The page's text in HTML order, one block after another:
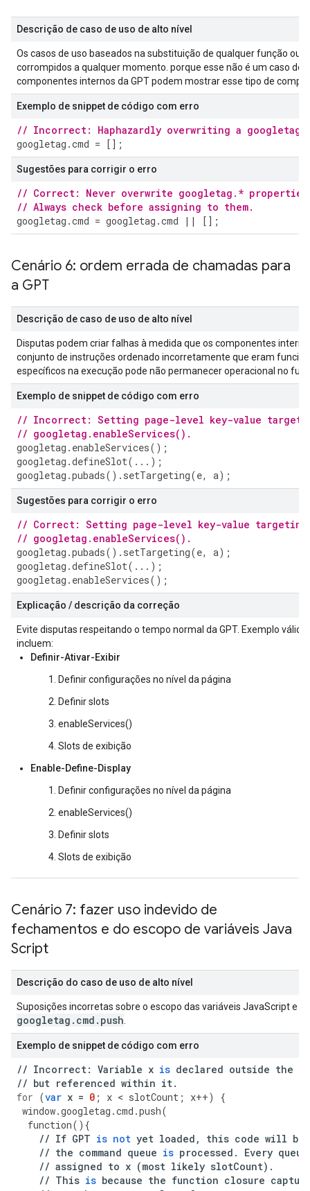
Descrição de caso de uso de alto nível
Os casos de uso baseados na substituição de qualquer função ou
corrompidos a qualquer momento. porque esse não é um caso de
componentes internos da GPT podem mostrar esse tipo de
Exemplo de snippet de código com erro
// Incorrect: Haphazardly overwriting a
googletag .cmd = [];
Sugestões para corrigir o erro
// Correct: Never overwrite googletag.*
// Always check before assigning to them.
googletag .cmd = googletag .cmd || [];
Cenário 6: ordem errada de chamadas para
a GPT
Descrição de caso de uso de alto nível
Disputas podem criar falhas à medida que os componentes
conjunto de instruções ordenado incorretamente que eram
específicos na execução pode não permanecer operacional no
Exemplo de snippet de código com erro
// Incorrect: Setting page-level key-value
// googletag.enableServices().
googletag . enableServices();
googletag .defineSlot(...);
googletag .pubads(). setTargeting(e, a);
Sugestões para corrigir o erro
// Correct: Setting page-level key-value
// googletag.enableServices().
googletag .pubads(). setTargeting(e, a);
googletag .defineSlot(...);
googletag . enableServices();
Explicação / descrição da correção
Evite disputas respeitando o tempo normal da GPT. Exemplo
incluem:
Definir-Ativar-Exibir
Definir configurações no nível da página
Definir slots
enableServices()
Slots de exibição
Enable-Define-Display
Definir configurações no nível da página
enableServices()
Definir slots
Slots de exibição
Cenário 7: fazer uso indevido de
fechamentos e do escopo de variáveis Java
Script
Descrição do caso de uso de alto nível
Suposições incorretas sobre o escopo das variáveis JavaScript e
googletag . cmd . push
Exemplo de snippet de código com erro
// Incorrect: Variable x is declared outside the
// but referenced within it.
for (var x = 0 ; x < slotCount ; x++)
{
window.googletag .cmd .push(
function(){
// If GPT is not yet loaded , this code will be
// the command queue is processed . Every
// assigned to x (most likely slotCount) .
// This is because the function closure